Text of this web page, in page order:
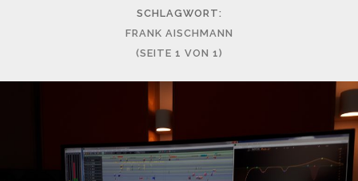
SCHLAGWORT:
FRANK AISCHMANN
(SEITE 1 VON 1)